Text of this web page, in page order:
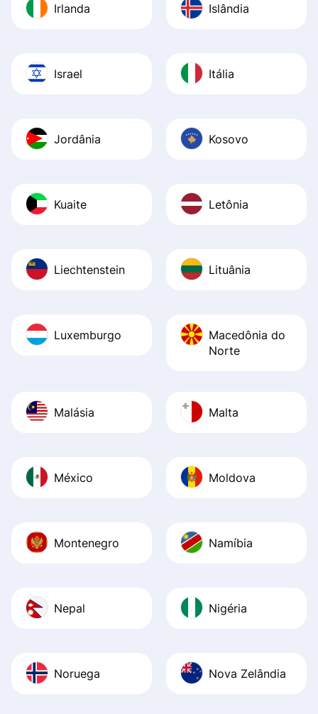
Irlanda Islândia
Israel Itália
Jordânia Kosovo
Kuaite Letônia
Liechtenstein Lituânia
Luxemburgo
Macedônia do
Norte
Malásia Malta
México Moldova
Montenegro Namíbia
Nepal Nigéria
Noruega Nova Zelândia